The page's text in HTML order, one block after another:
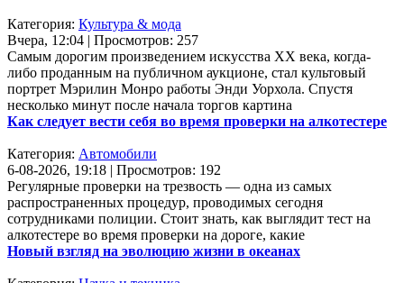
Категория: Культура & мода
Вчера, 12:04 | Просмотров: 257
Самым дорогим произведением искусства XX века, когда-
либо проданным на публичном аукционе, стал культовый
портрет Мэрилин Монро работы Энди Уорхола. Спустя
несколько минут после начала торгов картина
Как следует вести себя во время проверки на алкотестере
Категория: Автомобили
6-08-2026, 19:18 | Просмотров: 192
Регулярные проверки на трезвость — одна из самых
распространенных процедур, проводимых сегодня
сотрудниками полиции. Стоит знать, как выглядит тест на
алкотестере во время проверки на дороге, какие
Новый взгляд на эволюцию жизни в океанах